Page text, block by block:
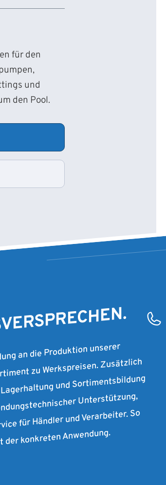
für den
und
den Pool.
an die Produktion unserer
zu Werkspreisen. Zusätzlich
und Sortimentsbildung
Unterstützung,
für Händler und Verarbeiter. So
konkreten Anwendung.